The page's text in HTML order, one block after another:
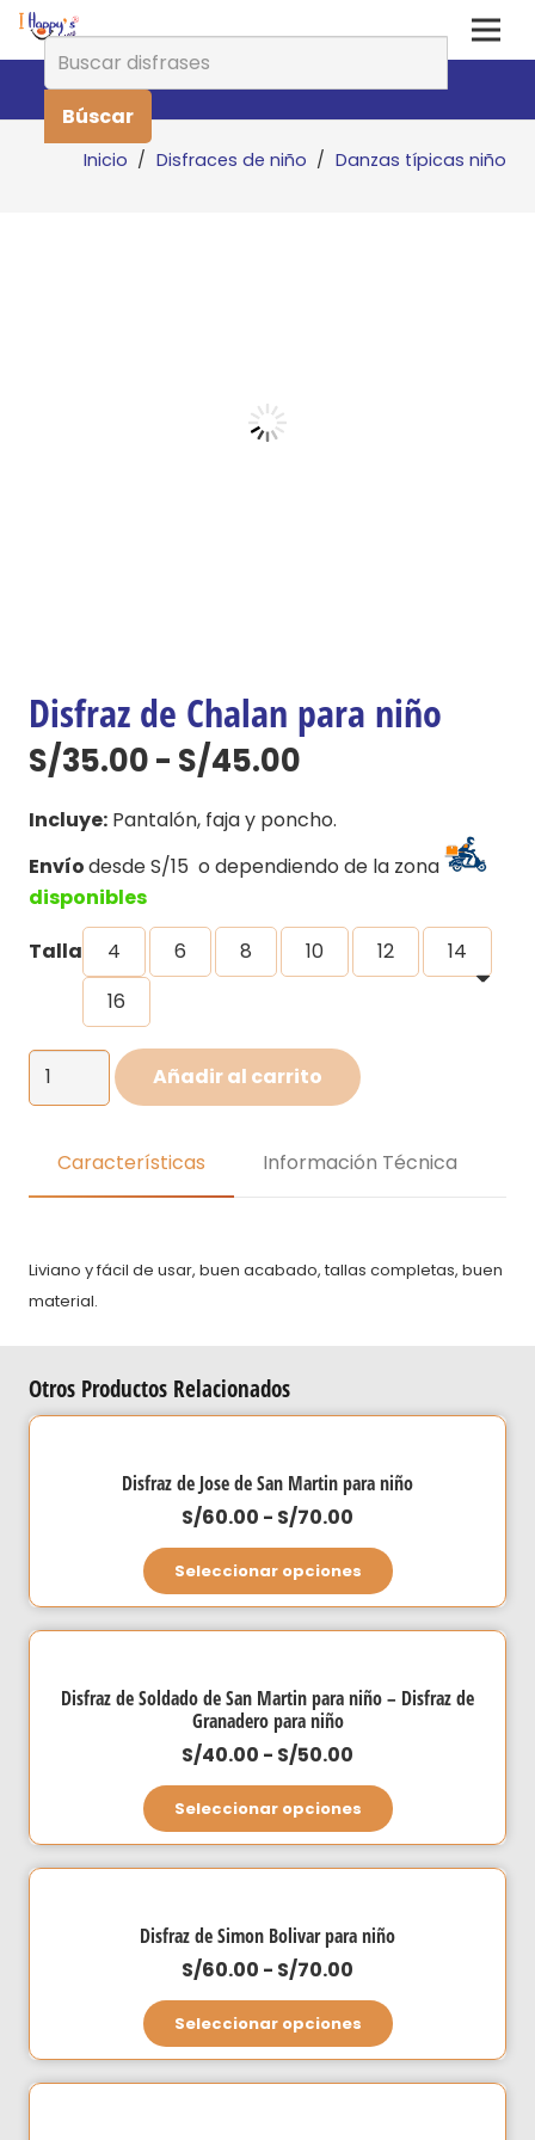
Buscar:
Inicio / Disfraces de niño / Danzas típicas niño
Disfraz de Chalan para niño
S/35.00- S/45.00
precios:
desde
S/35.00
S/45.00
Incluye: Pantalón, faja y poncho.
Envíodesde S/15 o dependiendo de la zona
disponibles
Talla
4 6 8 10 12
14
16
Disfraz
de
para
Añadir al carrito
Características Información Técnica
Liviano y fácil de usar, buen acabado, tallas completas, buen
material.
Otros Productos Relacionados
Disfraz de Jose de San Martin para niño
S/60.00 - S/70.00
de
precios:
desde
S/60.00
S/70.00
Seleccionar opciones
Este
variantes.
pueden
elegir
en
página
Disfraz de Soldado de San Martin para niño – Disfraz de
Granadero para niño
S/40.00 - S/50.00
de
precios:
desde
S/40.00
S/50.00
Seleccionar opciones
Este
se
elegir
Disfraz de Simon Bolivar para niño
S/60.00 - S/70.00
de
precios:
desde
S/60.00
Seleccionar opciones
Este